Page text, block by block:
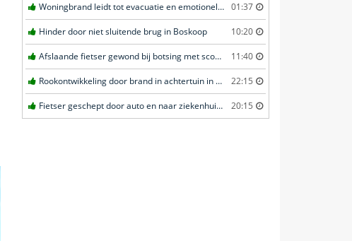
Woningbrand leidt tot evacuatie en emotionele redding van kat in Amsterdam 01:37
Hinder door niet sluitende brug in Boskoop 10:20
Afslaande fietser gewond bij botsing met scooterrijder in Katwijk 11:40
Rookontwikkeling door brand in achtertuin in Purmer 22:15
Fietser geschept door auto en naar ziekenhuis gebracht in Veenendaal 20:15